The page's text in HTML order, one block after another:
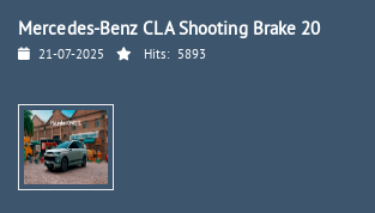
Mercedes-Benz CLA Shooting Brake 20
21-07-2025 Hits: 5893